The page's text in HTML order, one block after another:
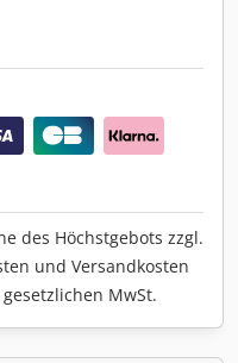
des Höchstgebots zzgl.
und Versandkosten
MwSt.